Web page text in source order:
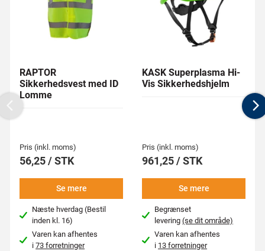
RAPTOR
Sikkerhedsvest med ID
Lomme
Pris (inkl. moms)
56,25 / STK
Se mere
Næste hverdag (Bestil
inden kl. 16)
Varen kan afhentes
i73 forretninger
KASK Superplasma Hi-
Vis Sikkerhedshjelm
Pris (inkl. moms)
961,25 / STK
Se mere
Begrænset
levering(se dit område)
Varen kan afhentes
i 13 forretninger
Previous